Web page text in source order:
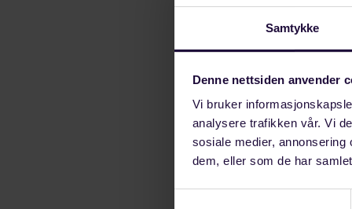
Samtykke
Denne nettsiden anvender
Vi bruker
analysere trafikken vår. Vi
sosiale medier,
dem, eller som de har
jobbe på
Vi tilbyr gode
Simmenes på